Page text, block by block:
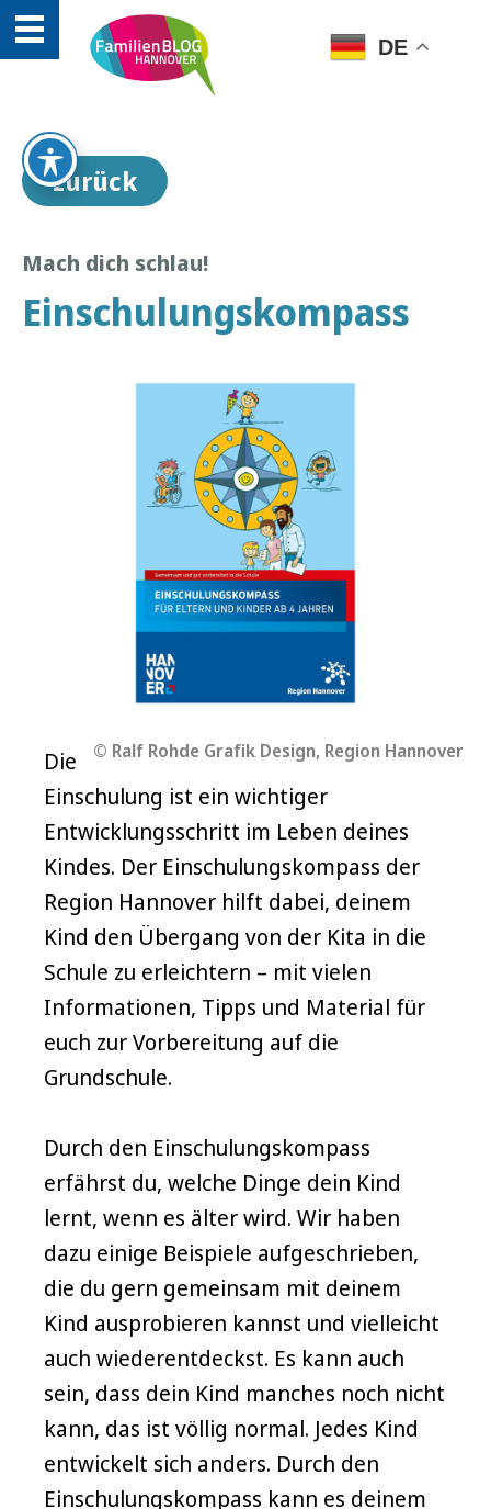
DE
zurück
Mach dich schlau!
Einschulungskompass
© Ralf Rohde Grafik Design, Region Hannover
Die
Einschulung ist ein wichtiger
Entwicklungsschritt im Leben deines
Kindes. Der Einschulungskompass der
Region Hannover hilft dabei, deinem
Kind den Übergang von der Kita in die
Schule zu erleichtern – mit vielen
Informationen, Tipps und Material für
euch zur Vorbereitung auf die
Grundschule.
Durch den Einschulungskompass
erfährst du, welche Dinge dein Kind
lernt, wenn es älter wird. Wir haben
dazu einige Beispiele aufgeschrieben,
die du gern gemeinsam mit deinem
Kind ausprobieren kannst und vielleicht
auch wiederentdeckst. Es kann auch
sein, dass dein Kind manches noch nicht
kann, das ist völlig normal. Jedes Kind
entwickelt sich anders. Durch den
Einschulungskompass kann es deinem